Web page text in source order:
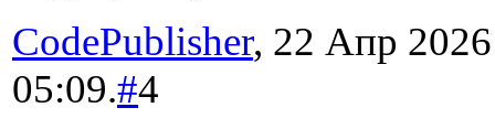
CodePublisher, 22 Апр
05:09.#4